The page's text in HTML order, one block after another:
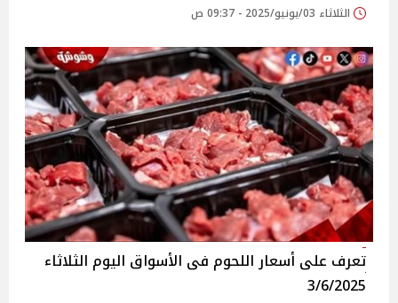
الثلاثاء 03/يونيو/2025 - 09:37 ص
تعرف على أسعار اللحوم فى الأسواق‎‎ اليوم الثلاثاء
3/6/2025